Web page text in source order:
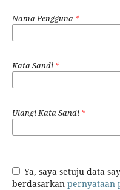
Nama Pengguna *
Kata Sandi *
Ulangi Kata Sandi *
Ya, saya setuju data saya diambil dan disimpan
berdasarkan pernyataan